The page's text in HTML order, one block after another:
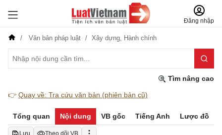
Đăng nhập
Văn bản pháp luật Xây dựng, Hành chính
Tìm nâng cao
👉 Quay về: Tra cứu văn bản (phiên bản cũ)
Tổng quan Nội dung VB gốc Tiếng Anh Lược đồ
Lưu Theo dõi VB